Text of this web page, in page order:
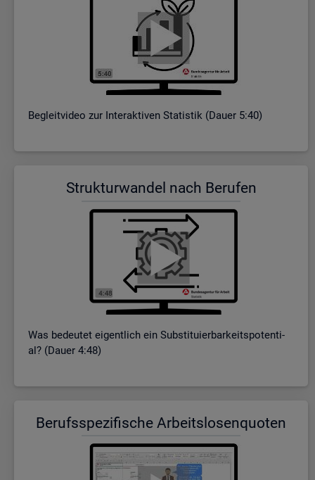
Be­gleit­vi­deo zur In­ter­ak­ti­ven Sta­tis­tik (Dauer 5:40)
Struk­tur­wan­del nach Be­ru­fen
Was be­deu­tet ei­gent­lich ein Sub­sti­tu­ier­bar­keits­po­ten­ti­
al? (Dauer 4:48)
Be­rufs­spe­zi­fi­sche Ar­beits­lo­sen­quo­ten